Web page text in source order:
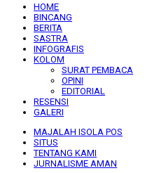
HOME
BINCANG
BERITA
SASTRA
INFOGRAFIS
KOLOM
SURAT PEMBACA
OPINI
EDITORIAL
RESENSI
GALERI
MAJALAH ISOLA POS
SITUS
TENTANG KAMI
JURNALISME AMAN